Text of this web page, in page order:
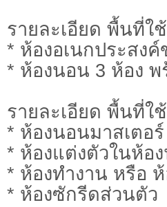
รายละเอียด พื้นที่ใ
* ห้องอเนกประสง
* ห้องนอน 3 ห้อง
รายละเอียด พื้นที่ใ
* ห้องนอนมาสเตอ
* ห้องแต่งตัวในห้อ
* ห้องทำงาน หรือ
* ห้องซักรีดส่วนตัว